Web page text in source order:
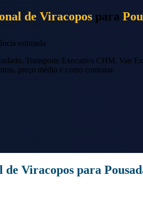
de Viracopos para
estimada
Transporte Executivo CHM, Van
preço médio e como contratar.
Viracopos para